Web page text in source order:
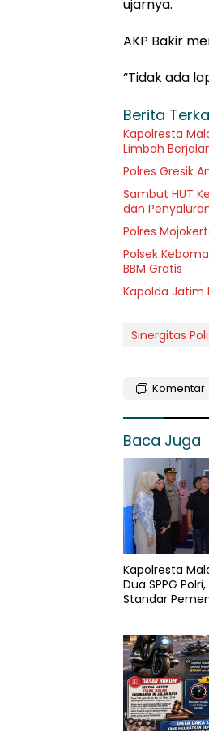
ujarnya.
AKP Bakir
“Tidak ada
Berita
Kapolresta
Limbah
Polres Gresik
Sambut HUT
dan
Polres
Polsek
BBM Gratis
Kapolda Jatim
Sinergitas
Komentar
Baca Juga
Kapolresta
Dua SPPG
Standar